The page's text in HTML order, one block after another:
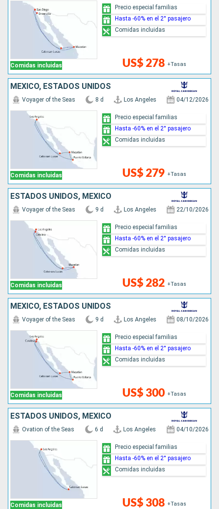
Comidas incluidas US$ 278 +Tasas
Precio especial familias
Hasta -60% en el 2° pasajero
Comidas incluidas
MÉXICO, ESTADOS UNIDOS
Comidas incluidas
Voyager of the Seas 8 d Los Angeles 04/12/2026
US$ 279 +Tasas
Precio especial familias
Hasta -60% en el 2° pasajero
Comidas incluidas
ESTADOS UNIDOS, MÉXICO
Comidas incluidas
Voyager of the Seas 9 d Los Angeles 22/10/2026
US$ 282 +Tasas
Precio especial familias
Hasta -60% en el 2° pasajero
Comidas incluidas
MÉXICO, ESTADOS UNIDOS
Comidas incluidas
Voyager of the Seas 9 d Los Angeles 08/10/2026
US$ 300 +Tasas
Precio especial familias
Hasta -60% en el 2° pasajero
Comidas incluidas
ESTADOS UNIDOS, MÉXICO
Comidas incluidas
Ovation of the Seas 6 d Los Angeles 04/10/2026
US$ 308 +Tasas
Precio especial familias
Hasta -60% en el 2° pasajero
Comidas incluidas